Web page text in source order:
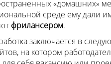
«домашних»
среде ему дали
фрилансером.
заключается в
на котором